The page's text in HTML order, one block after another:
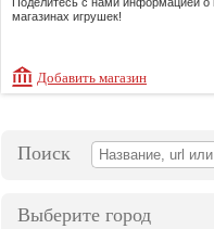
магазинах игрушек!
Добавить магазин
Поиск
Выберите город